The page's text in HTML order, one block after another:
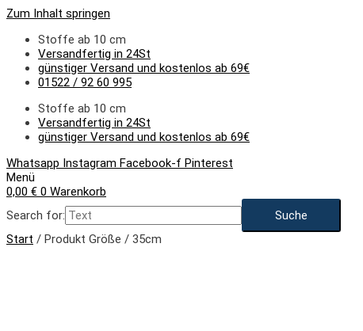
Zum Inhalt springen
Stoffe ab 10 cm
Versandfertig in 24St
günstiger Versand und kostenlos ab 69€
01522 / 92 60 995
Stoffe ab 10 cm
Versandfertig in 24St
günstiger Versand und kostenlos ab 69€
Whatsapp Instagram Facebook-f Pinterest
Menü
0,00 € 0 Warenkorb
Search for:
Start / Produkt Größe / 35cm